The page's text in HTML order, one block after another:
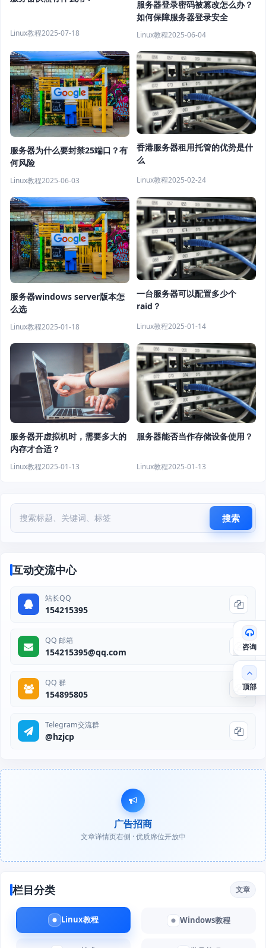
Linux教程2025-07-18
服务器登录密码被篡改怎么办？
如何保障服务器登录安全
Linux教程2025-06-04
服务器为什么要封禁25端口？有
何风险
Linux教程2025-06-03
香港服务器租用托管的优势是什
么
Linux教程2025-02-24
服务器windows server版本怎
么选
Linux教程2025-01-18
一台服务器可以配置多少个
raid？
Linux教程2025-01-14
服务器开虚拟机时，需要多大的
内存才合适？
Linux教程2025-01-13
服务器能否当作存储设备使用？
Linux教程2025-01-13
搜索
互动交流中心
站长QQ
154215395
QQ 邮箱
154215395@qq.com
QQ 群
154895805
Telegram交流群
@hzjcp
广告招商
文章详情页右侧 · 优质席位开放中
栏目分类 文章
Linux教程 Windows教程
咨询
顶部